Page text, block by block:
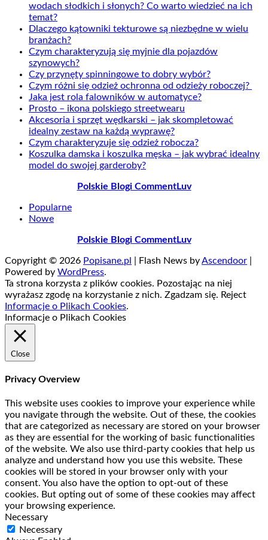
wodach słodkich i słonych? Co warto wiedzieć na ich
temat?
Dlaczego kątowniki tekturowe są niezbędne w wielu
branżach?
Czym charakteryzują się myjnie dla pojazdów
szynowych?
Czy przynęty spinningowe to dobry wybór?
Czym różni się odzież ochronna od odzieży roboczej?
Jaka jest rola falowników w automatyce?
Prosto – ikona polskiego streetwearu
Akcesoria i sprzęt wędkarski – jak skompletować
idealny zestaw na każdą wyprawę?
Czym charakteryzuje się odzież robocza?
Koszulka damska i koszulka męska – jak wybrać idealny
model do swojej garderoby?
Polskie Blogi CommentLuv
Popularne
Nowe
Polskie Blogi CommentLuv
Copyright © 2026 Popisane.pl | Flash News byAscendoor
Powered by WordPress.
Ta strona korzysta z plików cookies. Pozostając na niej
wyrażasz zgodę na korzystanie z nich. Zgadzam się. Reject
Informacje o Plikach Cookies.
Informacje o Plikach Cookies
Close
Privacy Overview
This website uses cookies to improve your experience while
you navigate through the website. Out of these, the cookies
that are categorized as necessary are stored on your browser
as they are essential for the working of basic functionalities
of the website. We also use third-party cookies that help us
analyze and understand how you use this website. These
cookies will be stored in your browser only with your
consent. You also have the option to opt-out of these
cookies. But opting out of some of these cookies may affect
your browsing experience.
Necessary
Necessary